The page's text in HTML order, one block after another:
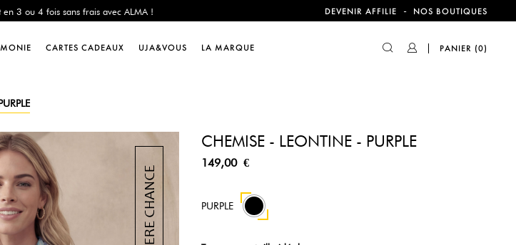
jusqu'au 23/08 en vous connectant à votre compte !
offerte dès 200€ d'achat
jusqu'au 23/08 en vous connectant à votre compte !
DEVENIR AFFILIE - NOS BOUTIQUES
CARTES CADEAUX UJA&VOUS LA MARQUE PANIER (0)
CHEMISE - LEONTINE - PURPLE
149,00 €
PURPLE